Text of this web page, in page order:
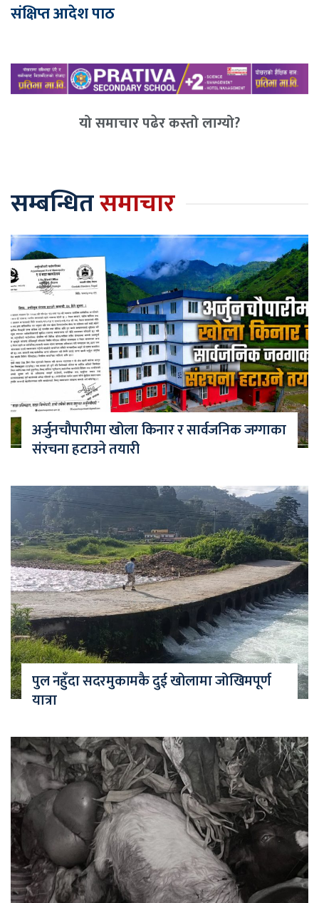
संक्षिप्त आदेश पाठ
यो समाचार पढेर कस्तो लाग्यो?
सम्बन्धितसमाचार
अर्जुनचौपारीमा खोला किनार र सार्वजनिक जग्गाका
संरचना हटाउने तयारी
पुल नहुँदा सदरमुकामकै दुई खोलामा जोखिमपूर्ण
यात्रा